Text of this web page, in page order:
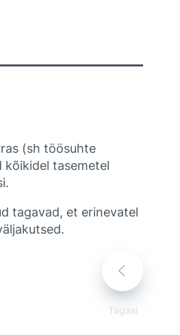
(sh töösuhte
kõikidel tasemetel
tagavad, et erinevatel
Tagasi